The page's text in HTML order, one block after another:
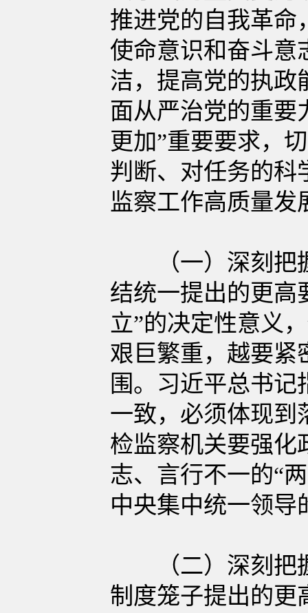
推进党的自我革命
使命意识和奋斗意
洁，提高党的执政
面从严治党的重要
更加”重要要求，
判断、对任务的科
监察工作高质量发
（一）深刻把握
结统一提出的更高
立”的决定性意义
艰巨繁重，越要紧
围。习近平总书记
一致，必须体现到
检监察机关要强化
志、言行不一的“
中央集中统一领导
（二）深刻把握
制度笼子提出的更